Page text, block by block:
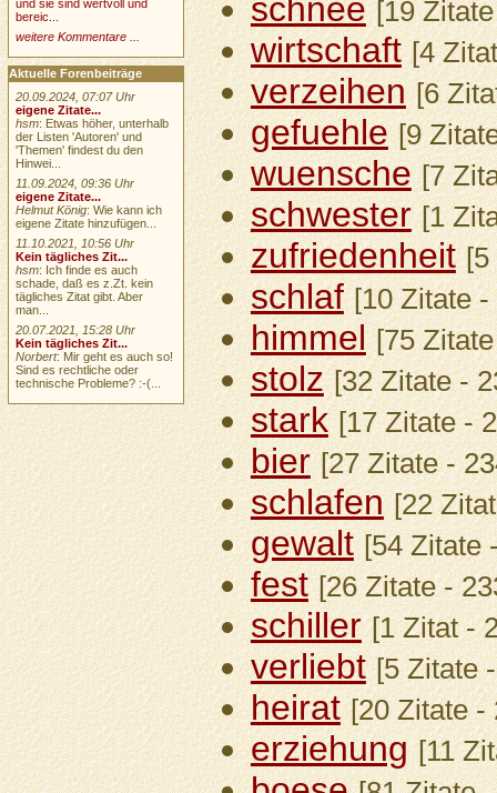
schnee [19
wirtschaft [4
verzeihen [6
gefuehle [9
wuensche [7
schwester [1
zufriedenheit [5
schlaf [10 Zitate
himmel [75
stolz [32 Zitate -
stark [17 Zitate -
bier [27 Zitate -
schlafen [22
gewalt [54 Zitate
fest [26 Zitate -
schiller [1 Zitat -
verliebt [5 Zitate
heirat [20 Zitate -
erziehung [11
und sie sind wertvoll und
bereic...
weitere Kommentare ...
Aktuelle Forenbeiträge
20.09.2024, 07:07 Uhr
eigene Zitate...
hsm: Etwas höher, unterhalb
der Listen 'Autoren' und
'Themen' findest du den
Hinwei...
11.09.2024, 09:36 Uhr
eigene Zitate...
Helmut König: Wie kann ich
eigene Zitate hinzufügen...
11.10.2021, 10:56 Uhr
Kein tägliches Zit...
hsm: Ich finde es auch
schade, daß es z.Zt. kein
tägliches Zitat gibt. Aber
man...
20.07.2021, 15:28 Uhr
Kein tägliches Zit...
Norbert: Mir geht es auch so!
Sind es rechtliche oder
technische Probleme? :-(...